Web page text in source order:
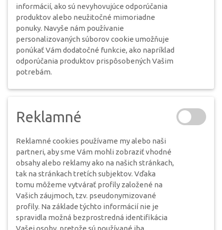
informácií, ako sú nevyhovujúce odporúčania
produktov alebo neužitočné mimoriadne
ponuky. Navyše nám používanie
personalizovaných súborov cookie umožňuje
ponúkať Vám dodatočné funkcie, ako napríklad
odporúčania produktov prispôsobených Vašim
potrebám.
Reklamné
Reklamné cookies používame my alebo naši
partneri, aby sme Vám mohli zobraziť vhodné
obsahy alebo reklamy ako na našich stránkach,
tak na stránkach tretích subjektov. Vďaka
tomu môžeme vytvárať profily založené na
Vašich záujmoch, tzv. pseudonymizované
profily. Na základe týchto informácií nie je
spravidla možná bezprostredná identifikácia
Vašej osoby, pretože sú používané iba